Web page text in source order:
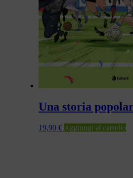
Una storia
19,90 € Aggiungi al carrello